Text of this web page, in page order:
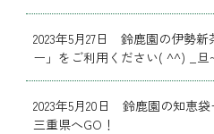
2023年5月27日 鈴鹿園の伊勢
ー」をご利用ください( ^^) _旦
2023年5月20日 鈴鹿園の知恵
三重県へGO！